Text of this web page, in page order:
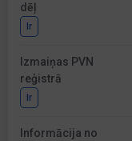
dēļ
Ir
Izmaiņas PVN
reģistrā
Ir
Informācija no